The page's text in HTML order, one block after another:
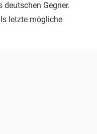
Gegner.
letzte mögliche